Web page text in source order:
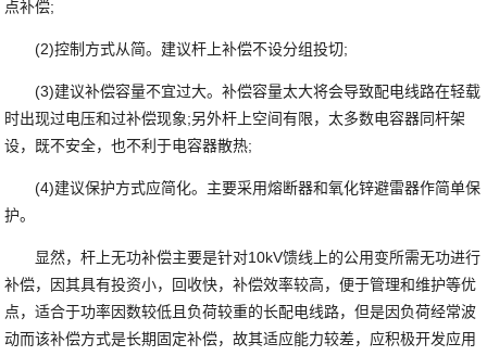
点补偿;
(2)控制方式从简。建议杆上补偿不设分组投切;
(3)建议补偿容量不宜过大。补偿容量太大将会导致配电线路在轻载
时出现过电压和过补偿现象;另外杆上空间有限，太多数电容器同杆架
设，既不安全，也不利于电容器散热;
(4)建议保护方式应简化。主要采用熔断器和氧化锌避雷器作简单保
护。
显然，杆上无功补偿主要是针对10kV馈线上的公用变所需无功进行
补偿，因其具有投资小，回收快，补偿效率较高，便于管理和维护等优
点，适合于功率因数较低且负荷较重的长配电线路，但是因负荷经常波
动而该补偿方式是长期固定补偿，故其适应能力较差，应积极开发应用